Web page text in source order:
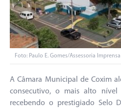
Foto: Paulo E. Gomes/Assessoria
A Câmara Municipal de Coxim
consecutivo, o mais alto nível
recebendo o prestigiado Selo